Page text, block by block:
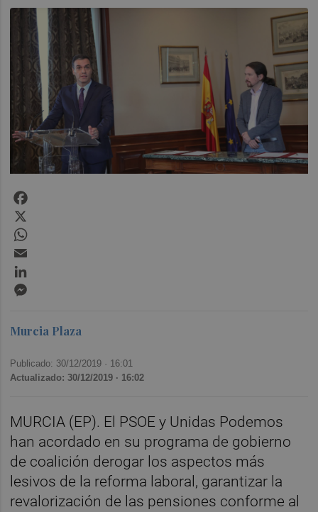
Murcia Plaza
Publicado: 30/12/2019 · 16:01
Actualizado: 30/12/2019 · 16:02
MURCIA (EP). El PSOE y Unidas Podemos
han acordado en su programa de gobierno
de coalición derogar los aspectos más
lesivos de la reforma laboral, garantizar la
revalorización de las pensiones conforme al